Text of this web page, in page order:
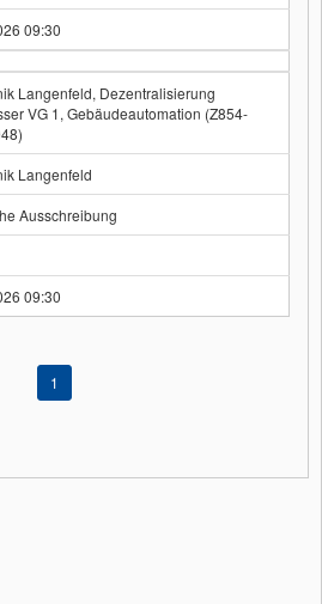
09:30
Langenfeld, Dezentralisierung
VG 1, Gebäudeautomation (Z854-
Langenfeld
Ausschreibung
09:30
1